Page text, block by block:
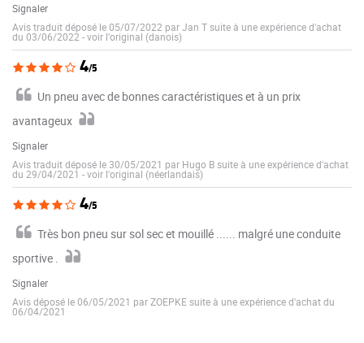
Signaler
Avis traduit déposé le 05/07/2022 par Jan T suite à une expérience d'achat
du 03/06/2022 -voir l'original (danois)
4/5
Un pneu avec de bonnes caractéristiques et à un prix
avantageux
Signaler
Avis traduit déposé le 30/05/2021 par Hugo B suite à une expérience d'achat
du 29/04/2021 -voir l'original (néerlandais)
4/5
Très bon pneu sur sol sec et mouillé ...... malgré une conduite
sportive .
Signaler
Avis déposé le 06/05/2021 par ZOEPKE suite à une expérience d'achat du
06/04/2021